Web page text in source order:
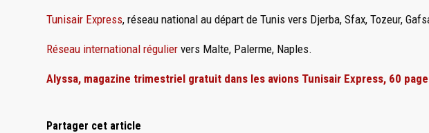
Tunisair Express, réseau national au départ de Tunis vers Djerba, Sfax, Tozeur,
Réseau international régulier vers Malte, Palerme, Naples.
Alyssa, magazine trimestriel gratuit dans les avions Tunisair Express, 60
Partager cet article